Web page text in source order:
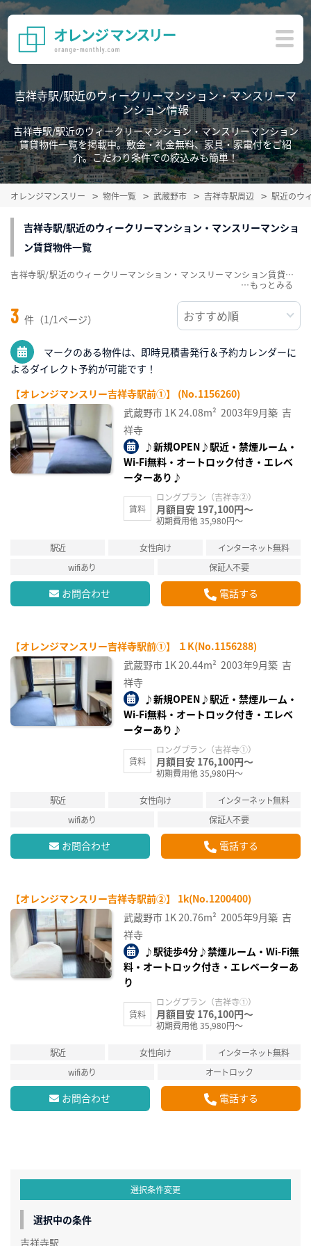
吉祥寺駅/駅近のウィークリーマンション・マンスリーマ
ンション情報
吉祥寺駅/駅近のウィークリーマンション・マンスリーマンション
賃貸物件一覧を掲載中。敷金・礼金無料、家具・家電付をご紹
介。こだわり条件での絞込みも簡単！
オレンジマンスリー 物件一覧 武蔵野市 吉祥寺駅周辺 駅近のウ
吉祥寺駅/駅近のウィークリーマンション・マンスリーマンショ
ン賃貸物件一覧
3 件（1/1ページ）
マークのある物件は、即時見積書発行＆予約カレンダーに
よるダイレクト予約が可能です！
【オレンジマンスリー吉祥寺駅前①】 (No.1156260)
武蔵野市 1K24.08m² 2003年9月築 吉
祥寺
♪新規OPEN♪駅近・禁煙ルーム・
Wi-Fi無料・オートロック付き・エレベ
ーターあり♪
賃料
ロングプラン（吉祥寺②）
月額目安 197,100円～
初期費用他 35,980円～
駅近 女性向け
インターネット無料
wifiあり
保証人不要
お問合わせ 電話する
【オレンジマンスリー吉祥寺駅前①】 １K(No.1156288)
武蔵野市 1K20.44m² 2003年9月築 吉
祥寺
♪新規OPEN♪駅近・禁煙ルーム・
Wi-Fi無料・オートロック付き・エレベ
ーターあり♪
賃料
ロングプラン（吉祥寺①）
月額目安 176,100円～
初期費用他 35,980円～
駅近 女性向け
インターネット無料
wifiあり
保証人不要
お問合わせ 電話する
【オレンジマンスリー吉祥寺駅前②】 1k(No.1200400)
武蔵野市 1K20.76m² 2005年9月築 吉
祥寺
♪駅徒歩4分♪禁煙ルーム・Wi-Fi無
料・オートロック付き・エレベーターあ
り
賃料
ロングプラン（吉祥寺①）
月額目安 176,100円～
初期費用他 35,980円～
駅近 女性向け
インターネット無料
wifiあり
オートロック
お問合わせ 電話する
吉祥寺駅/駅近のウィークリーマンション・マンスリーマンション賃貸物件一覧を掲載中。敷金・礼金無料、家具・家電付をご紹介。こだわり条件での絞込みも簡単！
…
選択条件変更
選択中の条件
吉祥寺駅